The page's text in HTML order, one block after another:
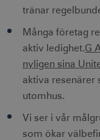
tränar
Många företag
aktiv ledighet.G
nyligen sina
aktiva resenärer
utomhus.
Vi ser i vår
som ökar